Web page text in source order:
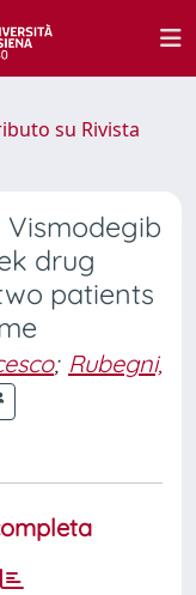
su Rivista
drug
patients
; Rubegni,